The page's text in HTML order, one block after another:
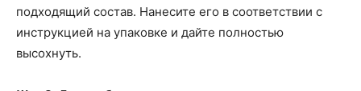
подходящий состав. Нанесите его в соответствии с
инструкцией на упаковке и дайте полностью
высохнуть.